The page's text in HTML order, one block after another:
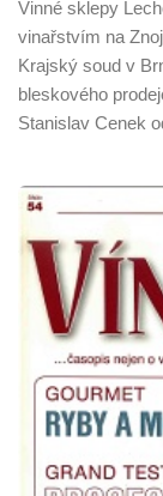
Vinné sklepy
vinařstvím na
Krajský soud v
bleskového
Stanislav Cenek